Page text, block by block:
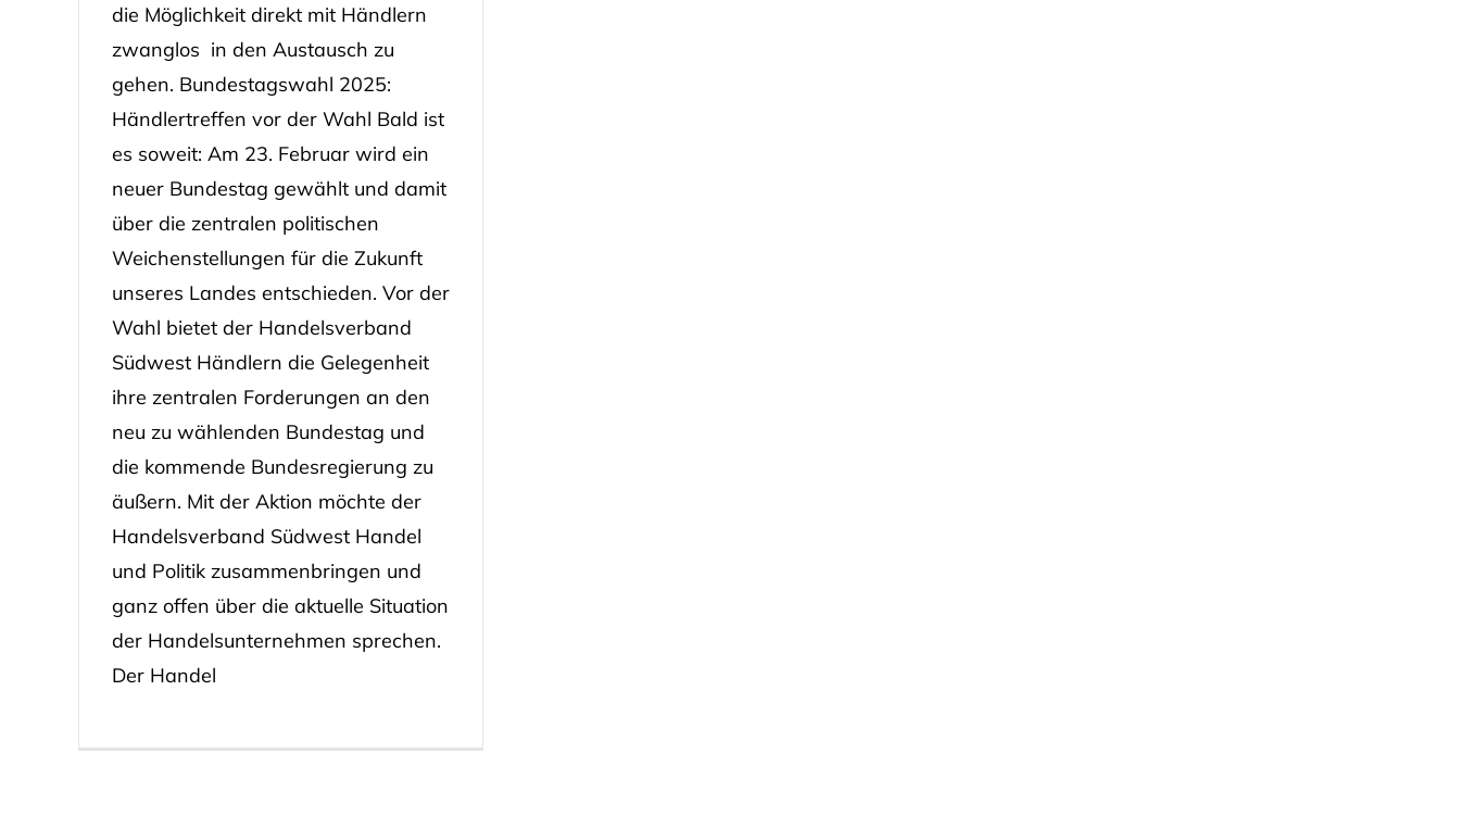
die Möglichkeit direkt mit Händlern
zwanglos in den Austausch zu
gehen. Bundestagswahl 2025:
Händlertreffen vor der Wahl Bald ist
es soweit: Am 23. Februar wird ein
neuer Bundestag gewählt und damit
über die zentralen politischen
Weichenstellungen für die Zukunft
unseres Landes entschieden. Vor der
Wahl bietet der Handelsverband
Südwest Händlern die Gelegenheit
ihre zentralen Forderungen an den
neu zu wählenden Bundestag und
die kommende Bundesregierung zu
äußern. Mit der Aktion möchte der
Handelsverband Südwest Handel
und Politik zusammenbringen und
ganz offen über die aktuelle Situation
der Handelsunternehmen sprechen.
Der Handel